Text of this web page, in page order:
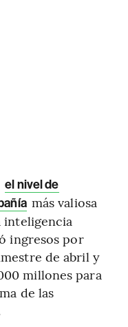
el nivel de
más valiosa
inteligencia
ingresos por
de abril y
millones para
de las